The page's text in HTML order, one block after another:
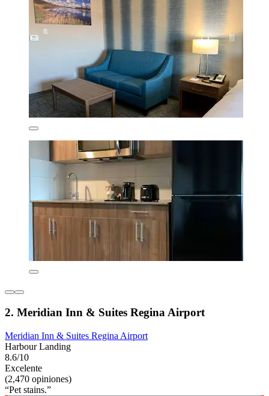
2. Meridian Inn & Suites Regina Airport
Meridian Inn & Suites Regina Airport
Harbour Landing
8.6/10
Excelente
(2,470 opiniones)
“Pet stains.”